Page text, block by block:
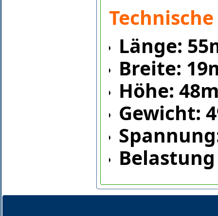
Länge:
Breite:
Höhe:
Gewicht: